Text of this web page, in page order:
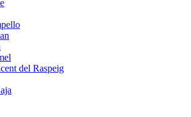
del Raspeig